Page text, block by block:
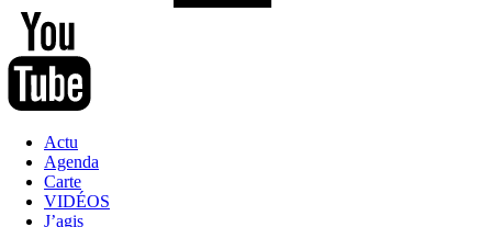
Actu
Agenda
Carte
VIDÉOS
J’agis